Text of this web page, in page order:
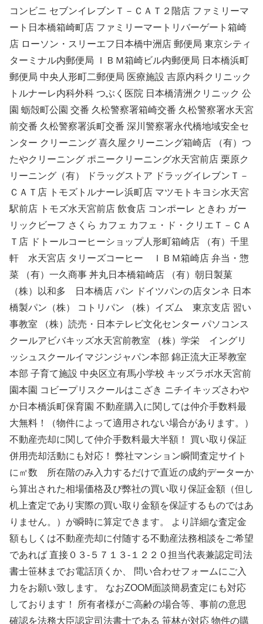
コンビニ セブンイレブンＴ－ＣＡＴ２階店 ファミリーマ
ート日本橋箱崎町店 ファミリーマートリバーゲート箱崎
店 ローソン・スリーエフ日本橋中洲店 郵便局 東京シティ
ターミナル内郵便局 ＩＢＭ箱崎ビル内郵便局 日本橋浜町
郵便局 中央人形町二郵便局 医療施設 吉原内科クリニック
トルナーレ内科外科 つぶく医院 日本橋清洲クリニック 公
園 蛎殻町公園 交番 久松警察署箱崎交番 久松警察署水天宮
前交番 久松警察署浜町交番 深川警察署永代橋地域安全セ
ンター クリーニング 喜久屋クリーニング箱崎店 （有）つ
たやクリーニング ポニークリーニング水天宮前店 栗原ク
リーニング（有） ドラッグストア ドラッグイレブンＴ－
ＣＡＴ店 トモズトルナーレ浜町店 マツモトキヨシ水天宮
駅前店 トモズ水天宮前店 飲食店 コンポーレ ときわ ガー
リックビーフ さくら カフェ カフェ・ド・クリエＴ－ＣＡ
Ｔ店 ドトールコーヒーショップ人形町箱崎店 （有）千里
軒 水天宮店 タリーズコーヒー ＩＢＭ箱崎店 弁当・惣
菜 （有）一久商事 丼丸日本橋箱崎店 （有）朝日製菓
（株）以和多 日本橋店 パン ドイツパンの店タンネ 日本
橋製パン（株） コトリパン （株）イズム 東京支店 習い
事教室 （株）読売・日本テレビ文化センター パソコンス
クールアビバキッズ水天宮前教室 （株）学栄 イングリ
ッシュスクールイマジンジャパン本部 錦正流大正琴教室
本部 子育て施設 中央区立有馬小学校 キッズラボ水天宮前
園本園 コビープリスクールはこざき ニチイキッズさわや
か日本橋浜町保育園 不動産購入に関しては仲介手数料最
大無料！（物件によって適用されない場合があります。）
不動産売却に関して仲介手数料最大半額！ 買い取り保証
併用売却活動にも対応！ 弊社マンション瞬間査定サイト
に㎡数 所在階のみ入力するだけで直近の成約データーか
ら算出された相場価格及び弊社の買い取り保証金額（但し
机上査定であり実際の買い取り金額を保証するものではあ
りません。）が瞬時に算定できます。 より詳細な査定金
額もしくは不動産売却に付随する不動産法務相談をご希望
であれば 直接０３-５７１３-１２２０担当代表兼認定司法
書士笹林までお電話頂くか、 問い合わせフォームにご入
力をお願い致します。 なおZOOM面談簡易査定にも対応
しております！ 所有者様がご高齢の場合等、事前の意思
確認を法務大臣認定司法書士である 笹林が対応 物件の購